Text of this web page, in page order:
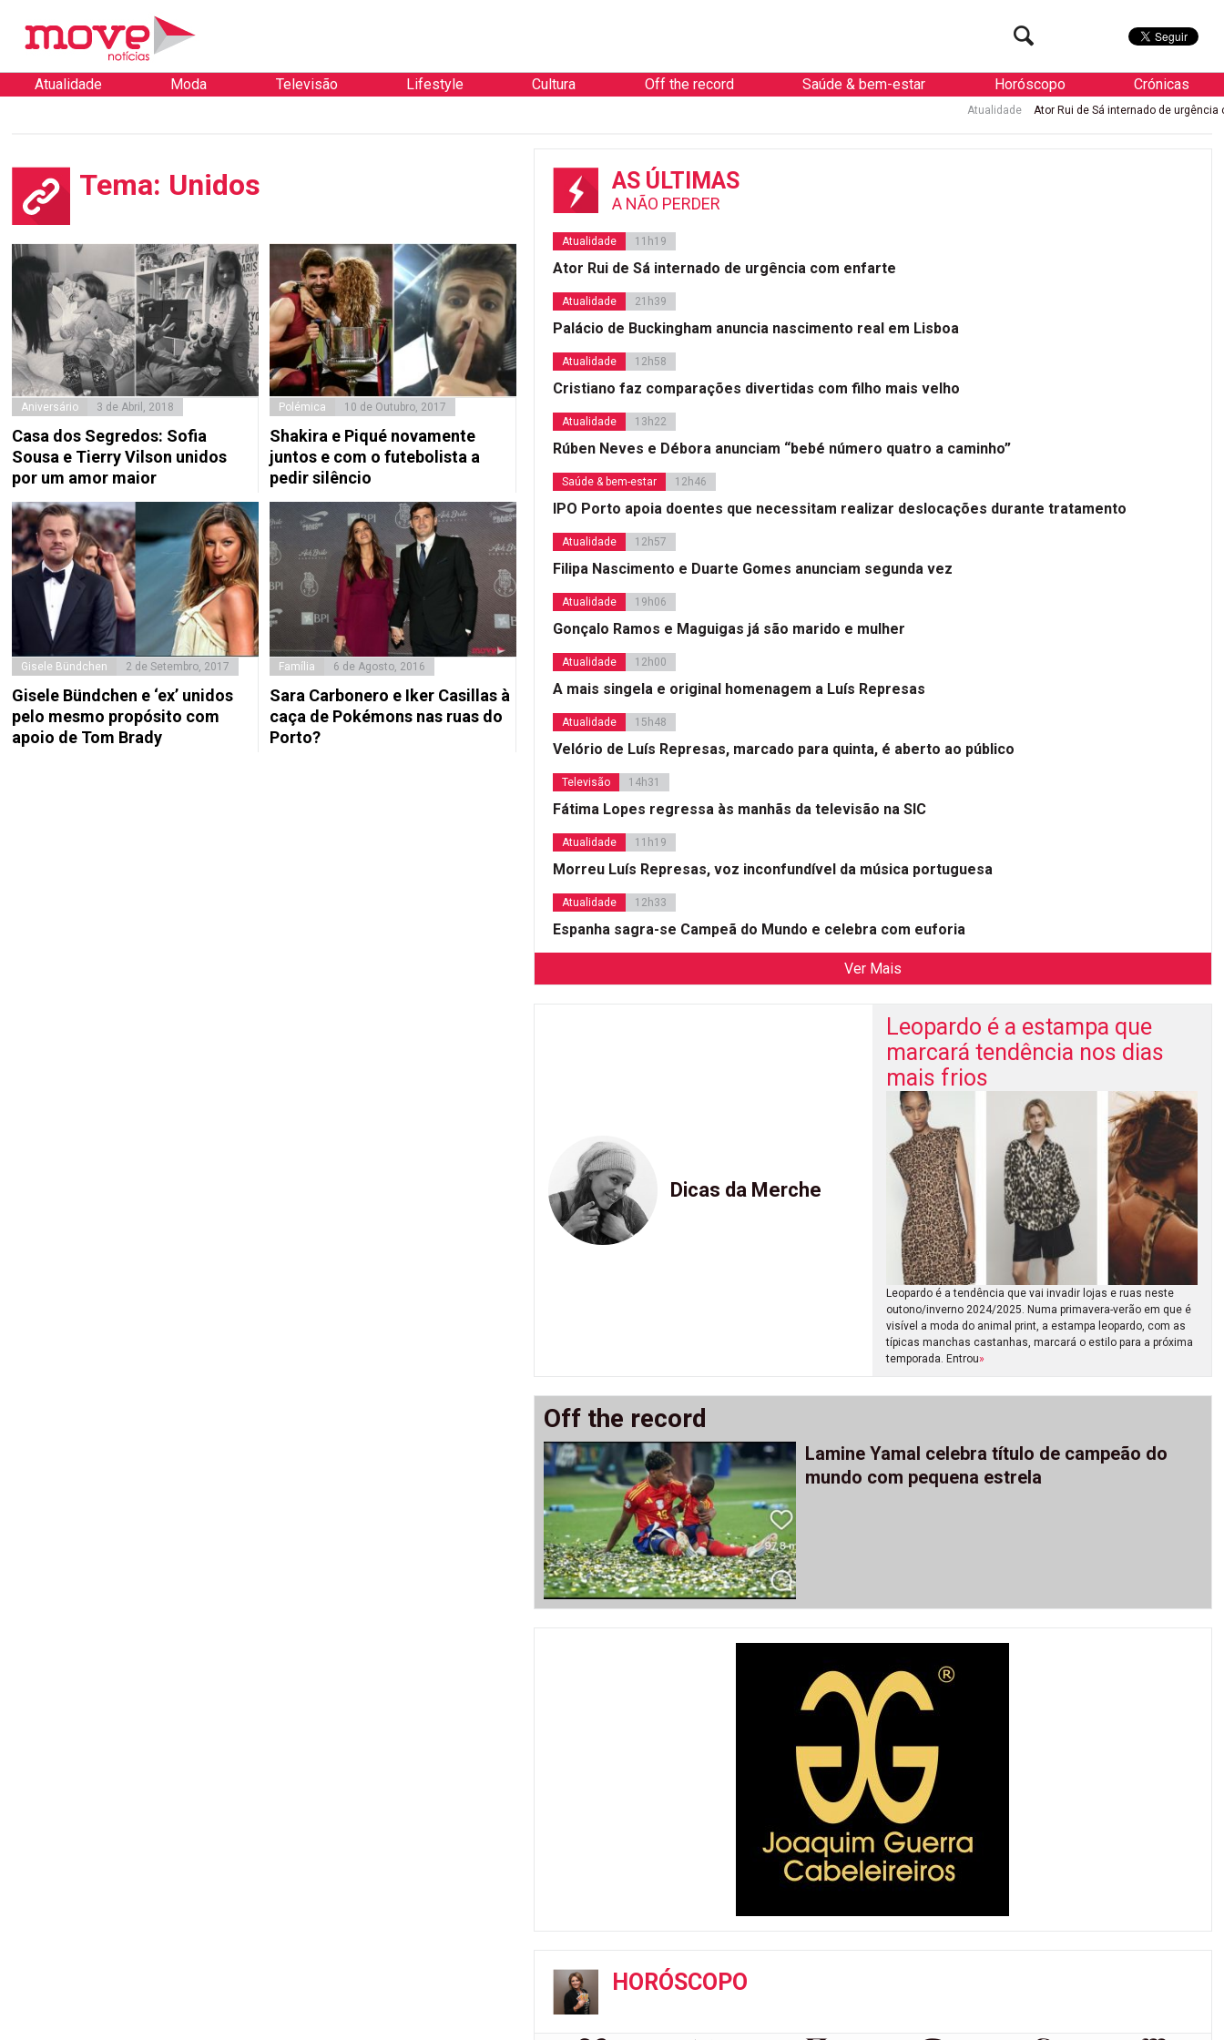
Atualidade Moda Televisão Lifestyle Cultura Off the record Saúde & bem-estar Horóscopo Crónicas
Atualidade Ator Rui de Sá internado de urgência com
Tema: Unidos
Aniversário 3 de Abril, 2018
Casa dos Segredos: Sofia
Sousa e Tierry Vilson unidos
por um amor maior
Polémica 10 de Outubro, 2017
Shakira e Piqué novamente
juntos e com o futebolista a
pedir silêncio
Gisele Bündchen 2 de Setembro, 2017
Gisele Bündchen e ‘ex’ unidos
pelo mesmo propósito com
apoio de Tom Brady
Família 6 de Agosto, 2016
Sara Carbonero e Iker Casillas à
caça de Pokémons nas ruas do
Porto?
AS ÚLTIMAS
A NÃO PERDER
Atualidade 11h19
Ator Rui de Sá internado de urgência com enfarte
Atualidade 21h39
Palácio de Buckingham anuncia nascimento real em Lisboa
Atualidade 12h58
Cristiano faz comparações divertidas com filho mais velho
Atualidade 13h22
Rúben Neves e Débora anunciam “bebé número quatro a caminho”
Saúde & bem-estar 12h46
IPO Porto apoia doentes que necessitam realizar deslocações durante tratamento
Atualidade 12h57
Filipa Nascimento e Duarte Gomes anunciam segunda vez
Atualidade 19h06
Gonçalo Ramos e Maguigas já são marido e mulher
Atualidade 12h00
A mais singela e original homenagem a Luís Represas
Atualidade 15h48
Velório de Luís Represas, marcado para quinta, é aberto ao público
Televisão 14h31
Fátima Lopes regressa às manhãs da televisão na SIC
Atualidade 11h19
Morreu Luís Represas, voz inconfundível da música portuguesa
Atualidade 12h33
Espanha sagra-se Campeã do Mundo e celebra com euforia
Ver Mais
Dicas da Merche
Leopardo é a estampa que
marcará tendência nos dias
mais frios
Leopardo é a tendência que vai invadir lojas e ruas neste
outono/inverno 2024/2025. Numa primavera-verão em que é
visível a moda do animal print, a estampa leopardo, com as
típicas manchas castanhas, marcará o estilo para a próxima
temporada. Entrou»
Off the record
Lamine Yamal celebra título de campeão do
mundo com pequena estrela
HORÓSCOPO